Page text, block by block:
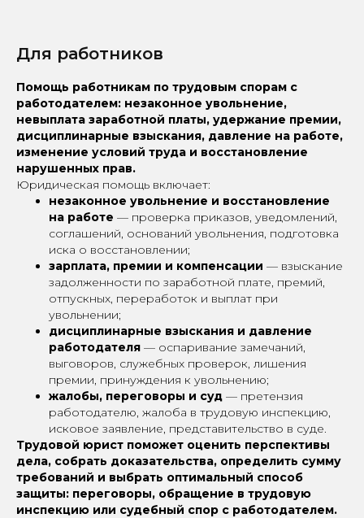
Для работников
Помощь работникам по трудовым спорам с
работодателем: незаконное увольнение,
невыплата заработной платы, удержание премии,
дисциплинарные взыскания, давление на работе,
изменение условий труда и восстановление
нарушенных прав.
Юридическая помощь включает:
незаконное увольнение и восстановление
на работе — проверка приказов, уведомлений,
соглашений, оснований увольнения, подготовка
иска о восстановлении;
зарплата, премии и компенсации — взыскание
задолженности по заработной плате, премий,
отпускных, переработок и выплат при
увольнении;
дисциплинарные взыскания и давление
работодателя — оспаривание замечаний,
выговоров, служебных проверок, лишения
премии, принуждения к увольнению;
жалобы, переговоры и суд — претензия
работодателю, жалоба в трудовую инспекцию,
исковое заявление, представительство в суде.
Трудовой юрист поможет оценить перспективы
дела, собрать доказательства, определить сумму
требований и выбрать оптимальный способ
защиты: переговоры, обращение в трудовую
инспекцию или судебный спор с работодателем.